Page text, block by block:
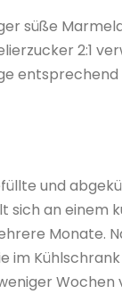
süße
2:1
und
sich an einem
Monate.
im